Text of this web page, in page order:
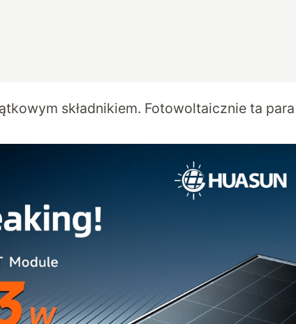
składnikiem. Fotowoltaicznie ta para